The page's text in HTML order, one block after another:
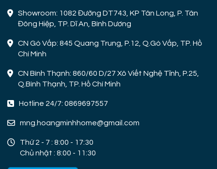
Showroom: 1082 Đường DT743, KP Tân Long, P. Tân
Đông Hiệp, TP. Dĩ An, Bình Dương
CN Gò Vấp: 845 Quang Trung, P.12, Q.Gò Vấp, TP. Hồ
Chí Minh
CN Bình Thạnh: 860/60 D/27 Xô Viết Nghệ Tĩnh, P.25,
Q.Bình Thạnh, TP. Hồ Chí Minh
Hotline 24/7: 0869697557
mng.hoangminhhome@gmail.com
Thứ 2 - 7 : 8:00 - 17:30
Chủ nhật : 8:00 - 11:30